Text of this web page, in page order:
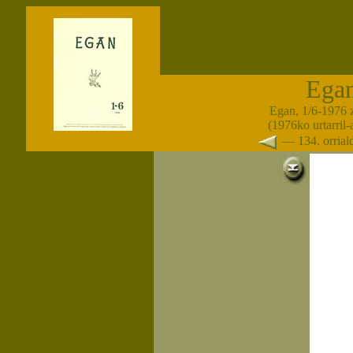
Egan, 1/6-1976
(1976ko urtarril-
— 134.